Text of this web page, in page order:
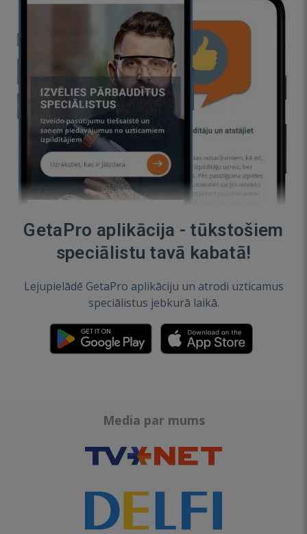
GetaPro aplikācija - tūkstošiem
speciālistu tavā kabatā!
Lejupielādē GetaPro aplikāciju un atrodi uzticamus
speciālistus jebkurā laikā.
Media par mums